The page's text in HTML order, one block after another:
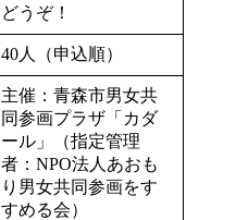
どうぞ！
40人（申込順）
主催：青森市男女共
同参画プラザ「カダ
ール」（指定管理
者：NPO法人あおも
り男女共同参画をす
すめる会）